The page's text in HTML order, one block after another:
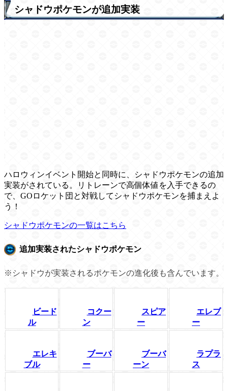
シャドウポケモンが追加実装
ハロウィンイベント開始と同時に、シャドウポケモンの追加
実装がされている。リトレーンで高個体値を入手できるの
で、GOロケット団と対戦してシャドウポケモンを捕まえよ
う！
シャドウポケモンの一覧はこちら
追加実装されたシャドウポケモン
※シャドウが実装されるポケモンの進化後も含んでいます。
ビード
ル
コクー
ン
スピア
ー
エレブ
ー
エレキ
ブル
ブーバ
ー
ブーバ
ーン
ラプラ
ス